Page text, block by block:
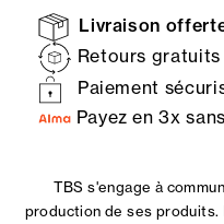
Livraison
Retours
Paiement
Payez en 3x
TBS s'engage à
production de ses